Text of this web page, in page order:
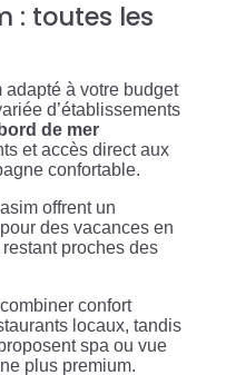
: toutes les
à votre budget
d’établissements
de mer
et accès direct aux
confortable.
offrent un
des vacances en
proches des
confort
locaux, tandis
spa ou vue
plus premium.